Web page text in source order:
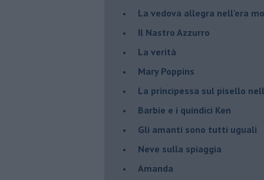
La vedova allegra nell'era
​Il Nastro Azzurro
La verità
Mary Poppins
La principessa sul pisello
Barbie e i quindici Ken
Gli amanti sono tutti uguali
Neve sulla spiaggia
Amanda